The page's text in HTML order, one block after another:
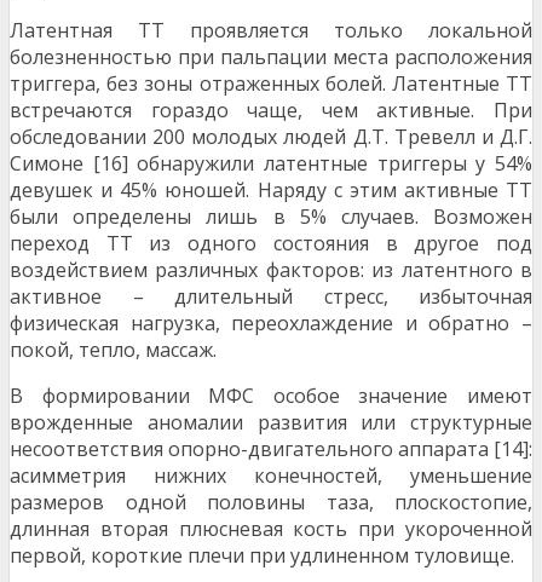
Латентная ТТ проявляется только локальной
болезненностью при пальпации места расположения
триггера, без зоны отраженных болей. Латентные ТТ
встречаются гораздо чаще, чем активные. При
обследовании 200 молодых людей Д.Т. Тревелл и Д.Г.
Симоне [16] обнаружили латентные триггеры у 54%
девушек и 45% юношей. Наряду с этим активные ТТ
были определены лишь в 5% случаев. Возможен
переход ТТ из одного состояния в другое под
воздействием различных факторов: из латентного в
активное – длительный стресс, избыточная
физическая нагрузка, переохлаждение и обратно –
покой, тепло, массаж.
В формировании МФС особое значение имеют
врожденные аномалии развития или структурные
несоответствия опорно-двигательного аппарата [14]:
асимметрия нижних конечностей, уменьшение
размеров одной половины таза, плоскостопие,
длинная вторая плюсневая кость при укороченной
первой, короткие плечи при удлиненном туловище.